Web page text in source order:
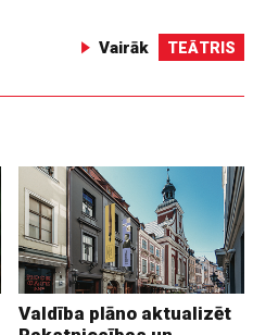
Vairāk TEĀTRIS
Valdība plāno aktualizēt